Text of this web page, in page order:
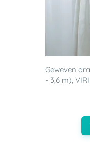
Geweven
- 3,6 m),